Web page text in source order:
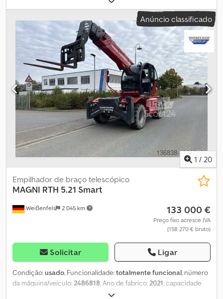
combustível:diesel, altura de construção:3 090 mm, potência:
98,56 kW (134,00 cv), fabricante de motores:Deutz, comprimento
do garfo:
1 200 mm , peso total:16 500 kg , altura total:3 090 mm,
comprimento total:6 570 mm, largura total: 2 500 mm
, cor:
vermelho
, Equipamento:cabina, garfos para paletes
, Dados
técnicos Ano de fabrico: 2021 Motor: motor Diesel Transmissão:
caixa Dropbox com 2 velocidades (avançar e retroceder)
Capacidade máxima de carga: 4.999 kg Altura máxima de
elevação: 20,70 m Cedjxlzmmepfx Agxjrf Rotação: 360° Potência
nominal: 100 kW - 134 cv Cilindrada: 3,6 l Número de cilindros: 4
Inclinação máxima superável: 44% Tipo de motor: Diesel com
injeção direta Velocidade máxima: 40 km/h Peso total: 16.500 kg
Dimensões totais (C x L x A): 6,57 m x 2,50 m x 3,09 m Comprimento
dos garfos: 1,20 m Totalmente funcional Sinais gerais de uso
Anúncio classificado
1 / 20
Weißenfels 2 045 km
Empilhador de braço telescópico
MAGNI RTH 5.21 Smart
133 000 €
Preço fixo acresce IVA
(158 270 € bruto)
Solicitar Ligar
Condição:usado, Funcionalidade:totalmente funcional, número
da máquina/veículo:2486818, Ano de fabrico:2021, capacidade
, altura de elevação: